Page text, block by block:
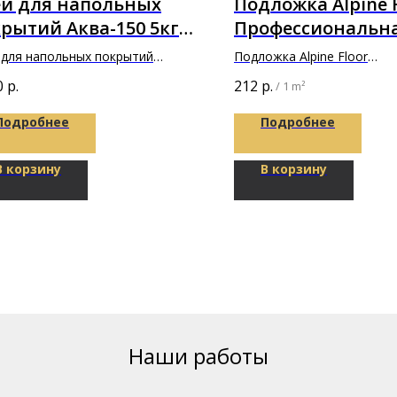
Аква-150 5кг
напольных покрытий
р.
корзину
(XPS Pro) 3 мм
Подложка Alpine Floor
10000х1000х3мм
212 р. / 1 m²
Подробнее
В корзину
Наши работы